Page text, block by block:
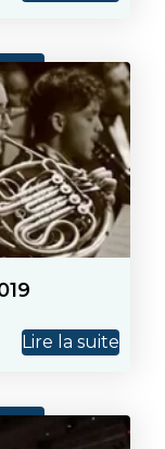
Lire la suite